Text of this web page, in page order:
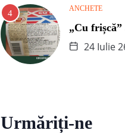
ANCHETE
„Cu frișcă”
24 Iulie
Urmăriți-ne